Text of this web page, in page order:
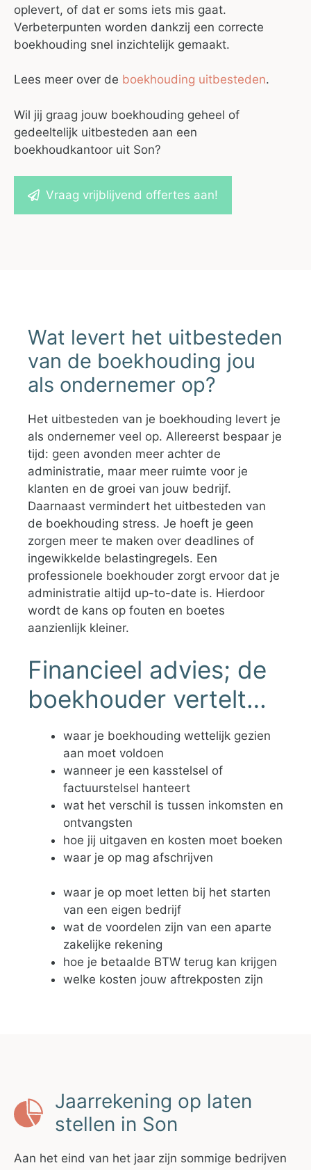
oplevert, of dat er soms iets mis gaat.
Verbeterpunten worden dankzij een correcte
boekhouding snel inzichtelijk gemaakt.
Lees meer over de boekhouding uitbesteden.
Wil jij graag jouw boekhouding geheel of
gedeeltelijk uitbesteden aan een
boekhoudkantoor uit Son?
Vraag vrijblijvend offertes aan!
Wat levert het uitbesteden
van de boekhouding jou
als ondernemer op?
Het uitbesteden van je boekhouding levert je
als ondernemer veel op. Allereerst bespaar je
tijd: geen avonden meer achter de
administratie, maar meer ruimte voor je
klanten en de groei van jouw bedrijf.
Daarnaast vermindert het uitbesteden van
de boekhouding stress. Je hoeft je geen
zorgen meer te maken over deadlines of
ingewikkelde belastingregels. Een
professionele boekhouder zorgt ervoor dat je
administratie altijd up-to-date is. Hierdoor
wordt de kans op fouten en boetes
aanzienlijk kleiner.
Financieel advies; de
boekhouder vertelt…
waar je boekhouding wettelijk gezien
aan moet voldoen
wanneer je een kasstelsel of
factuurstelsel hanteert
wat het verschil is tussen inkomsten en
ontvangsten
hoe jij uitgaven en kosten moet boeken
waar je op mag afschrijven
waar je op moet letten bij het starten
van een eigen bedrijf
wat de voordelen zijn van een aparte
zakelijke rekening
hoe je betaalde BTW terug kan krijgen
welke kosten jouw aftrekposten zijn
Jaarrekening op laten
stellen in Son
Aan het eind van het jaar zijn sommige bedrijven